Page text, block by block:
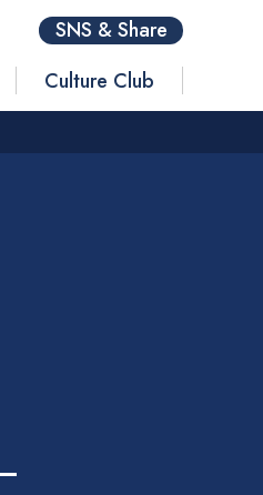
Culture Club
SNS & Share